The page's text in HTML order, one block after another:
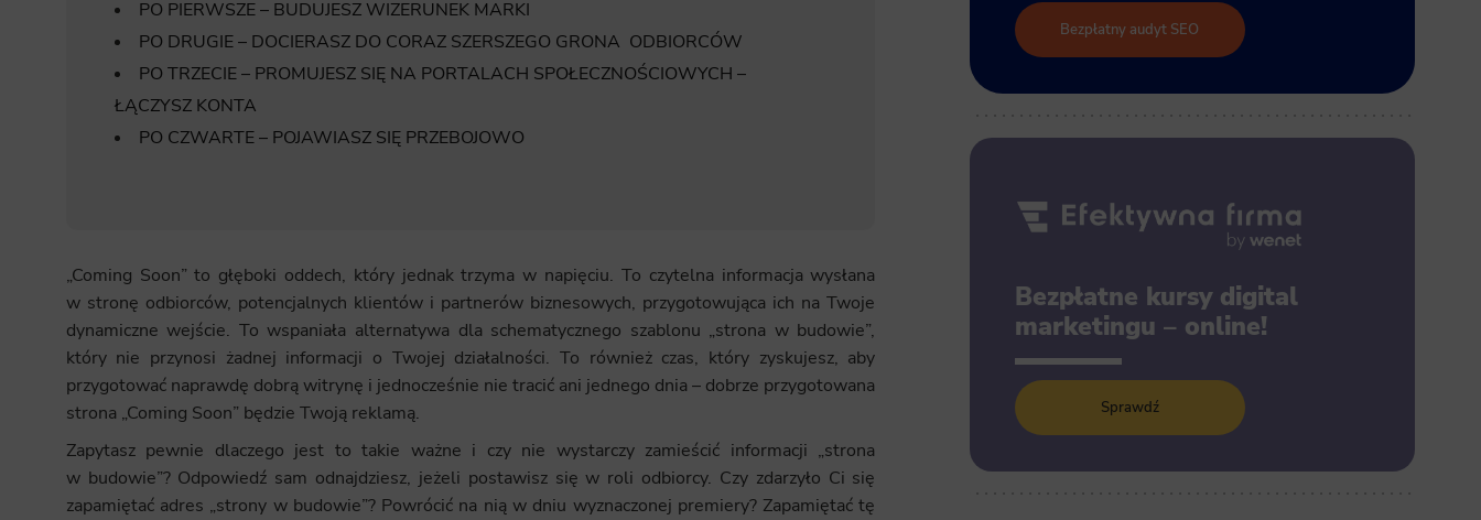
PO PIERWSZE – BUDUJESZ WIZERUNEK MARKI
PO DRUGIE – DOCIERASZ DO CORAZ SZERSZEGO GRONA ODBIORCÓW
PO TRZECIE – PROMUJESZ SIĘ NA PORTALACH SPOŁECZNOŚCIOWYCH –
ŁĄCZYSZ KONTA
PO CZWARTE – POJAWIASZ SIĘ PRZEBOJOWO
„Coming Soon” to głęboki oddech, który jednak trzyma w napięciu. To czytelna informacja wysłana
w stronę odbiorców, potencjalnych klientów i partnerów biznesowych, przygotowująca ich na Twoje
dynamiczne wejście. To wspaniała alternatywa dla schematycznego szablonu „strona w budowie”,
który nie przynosi żadnej informacji o Twojej działalności. To również czas, który zyskujesz, aby
przygotować naprawdę dobrą witrynę i jednocześnie nie tracić ani jednego dnia – dobrze przygotowana
strona „Coming Soon” będzie Twoją reklamą.
Zapytasz pewnie dlaczego jest to takie ważne i czy nie wystarczy zamieścić informacji „strona
w budowie”? Odpowiedź sam odnajdziesz, jeżeli postawisz się w roli odbiorcy. Czy zdarzyło Ci się
zapamiętać adres „strony w budowie”? Powrócić na nią w dniu wyznaczonej premiery? Zapamiętać tę
Bezpłatny audyt SEO
Bezpłatne kursy digital
marketingu – online!
Sprawdź